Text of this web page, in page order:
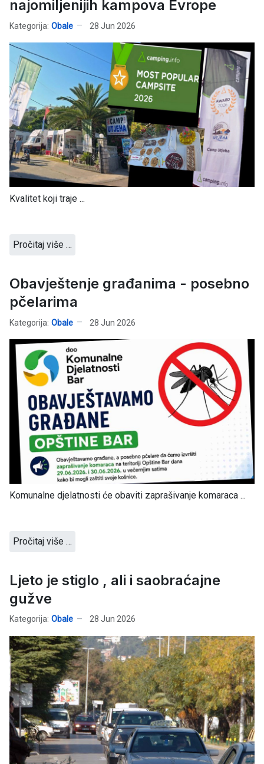
najomiljenijih kampova Evrope
Kategorija: Obale 28 Jun 2026
Kvalitet koji traje ...
Pročitaj više …
Obavještenje građanima - posebno
pčelarima
Kategorija: Obale 28 Jun 2026
Komunalne djelatnosti će obaviti zaprašivanje komaraca ...
Pročitaj više …
Ljeto je stiglo , ali i saobraćajne
gužve
Kategorija: Obale 28 Jun 2026